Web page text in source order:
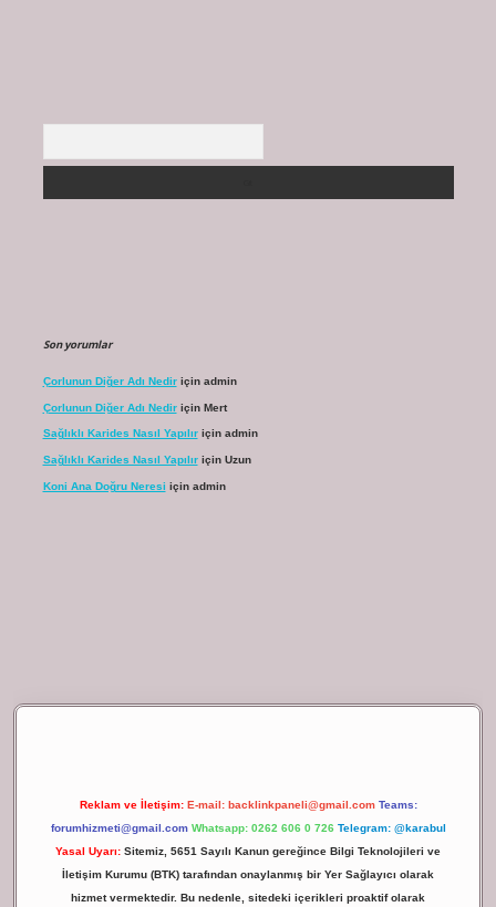
Son yorumlar
Çorlunun Diğer Adı Nediriçin admin
Çorlunun Diğer Adı Nediriçin Mert
Sağlıklı Karides Nasıl Yapılıriçin admin
Sağlıklı Karides Nasıl Yapılıriçin Uzun
Koni Ana Doğru Neresi için admin
Reklam ve İletişim: E-mail: backlinkpaneli@gmail.com Teams:
forumhizmeti@gmail.com Whatsapp: 0262 606 0 726 Telegram: @karabul
Yasal Uyarı: Sitemiz, 5651 Sayılı Kanun gereğince Bilgi Teknolojileri ve
İletişim Kurumu (BTK) tarafından onaylanmış bir Yer Sağlayıcı olarak
hizmet vermektedir. Bu nedenle, sitedeki içerikleri proaktif olarak